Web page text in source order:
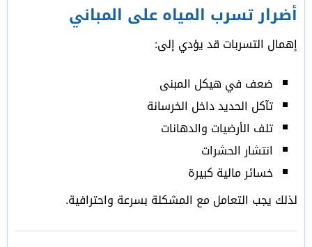
أضرار تسرب المياه على المباني
إهمال التسربات قد يؤدي إلى:
ضعف في هيكل المبنى
تآكل الحديد داخل الخرسانة
تلف الأرضيات والدهانات
انتشار الحشرات
خسائر مالية كبيرة
لذلك يجب التعامل مع المشكلة بسرعة واحترافية.